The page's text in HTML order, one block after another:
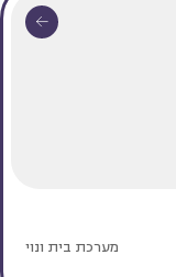
מערכת בית ונוי